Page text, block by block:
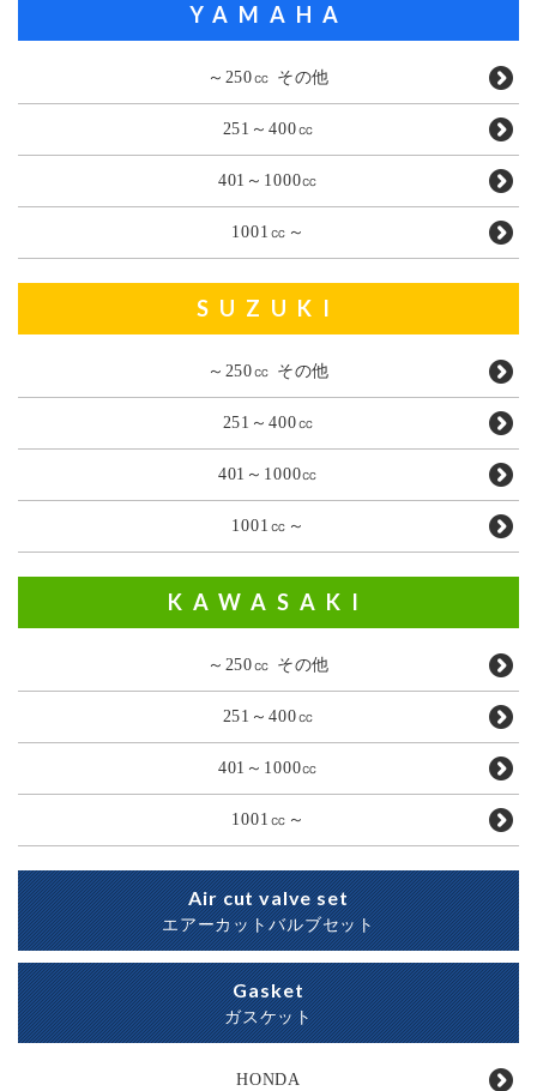
YAMAHA
～250㏄ その他
251～400㏄
401～1000㏄
1001㏄～
SUZUKI
～250㏄ その他
251～400㏄
401～1000㏄
1001㏄～
KAWASAKI
～250㏄ その他
251～400㏄
401～1000㏄
1001㏄～
Air cut valve set
エアーカットバルブセット
Gasket
ガスケット
HONDA